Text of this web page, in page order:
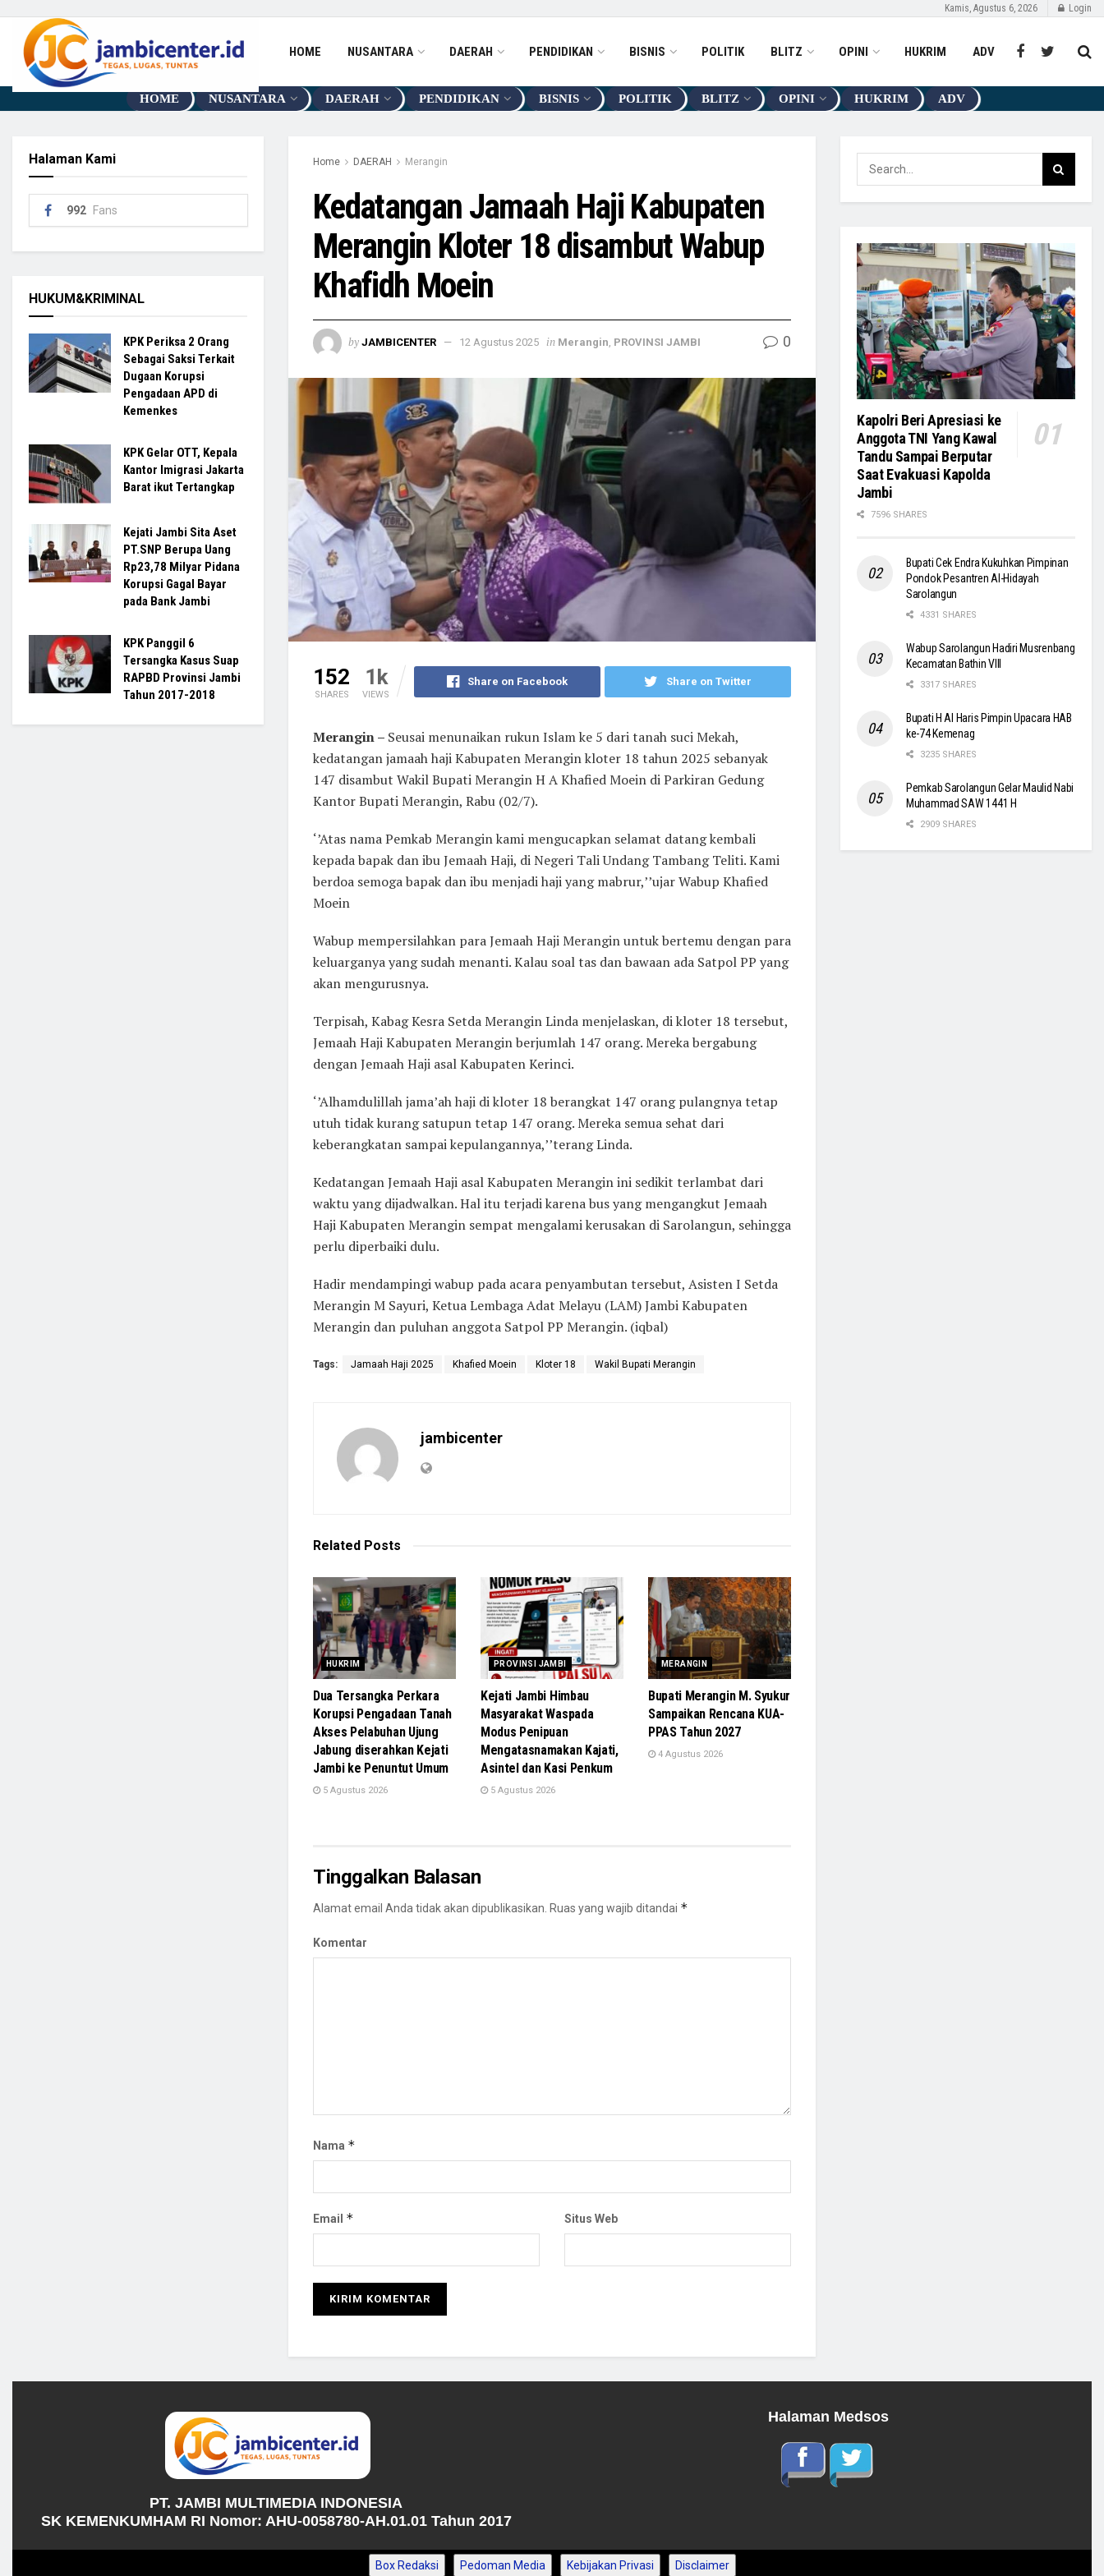
Kamis, Agustus 6, 2026 Login
HOME NUSANTARA DAERAH PENDIDIKAN BISNIS POLITIK BLITZ OPINI HUKRIM ADV
HOME NUSANTARA DAERAH PENDIDIKAN BISNIS POLITIK BLITZ OPINI HUKRIM ADV
Home DAERAH Merangin
Kedatangan Jamaah Haji Kabupaten
Merangin Kloter 18 disambut Wabup
Khafidh Moein
by JAMBICENTER 12 Agustus 2025 in Merangin PROVINSI JAMBI 0
152
SHARES
1k
VIEWS
Share on Facebook Share on Twitter
Merangin – Seusai menunaikan rukun Islam ke 5 dari tanah suci Mekah,
kedatangan jamaah haji Kabupaten Merangin kloter 18 tahun 2025 sebanyak
147 disambut Wakil Bupati Merangin H A Khafied Moein di Parkiran Gedung
Kantor Bupati Merangin, Rabu (02/7).
‘’Atas nama Pemkab Merangin kami mengucapkan selamat datang kembali
kepada bapak dan ibu Jemaah Haji, di Negeri Tali Undang Tambang Teliti. Kami
berdoa semoga bapak dan ibu menjadi haji yang mabrur,’’ujar Wabup Khafied
Moein
Wabup mempersilahkan para Jemaah Haji Merangin untuk bertemu dengan para
keluarganya yang sudah menanti. Kalau soal tas dan bawaan ada Satpol PP yang
akan mengurusnya.
Terpisah, Kabag Kesra Setda Merangin Linda menjelaskan, di kloter 18 tersebut,
Jemaah Haji Kabupaten Merangin berjumlah 147 orang. Mereka bergabung
dengan Jemaah Haji asal Kabupaten Kerinci.
‘’Alhamdulillah jama’ah haji di kloter 18 berangkat 147 orang pulangnya tetap
utuh tidak kurang satupun tetap 147 orang. Mereka semua sehat dari
keberangkatan sampai kepulangannya,’’terang Linda.
Kedatangan Jemaah Haji asal Kabupaten Merangin ini sedikit terlambat dari
waktu yang dijadwalkan. Hal itu terjadi karena bus yang mengangkut Jemaah
Haji Kabupaten Merangin sempat mengalami kerusakan di Sarolangun, sehingga
perlu diperbaiki dulu.
Hadir mendampingi wabup pada acara penyambutan tersebut, Asisten I Setda
Merangin M Sayuri, Ketua Lembaga Adat Melayu (LAM) Jambi Kabupaten
Merangin dan puluhan anggota Satpol PP Merangin. (iqbal)
Tags: Jamaah Haji 2025 Khafied Moein Kloter 18 Wakil Bupati Merangin
jambicenter
Related Posts
HUKRIM
Dua Tersangka Perkara
Korupsi Pengadaan Tanah
Akses Pelabuhan Ujung
Jabung diserahkan Kejati
Jambi ke Penuntut Umum
5 Agustus 2026
PROVINSI JAMBI
Kejati Jambi Himbau
Masyarakat Waspada
Modus Penipuan
Mengatasnamakan Kajati,
Asintel dan Kasi Penkum
5 Agustus 2026
MERANGIN
Bupati Merangin M. Syukur
Sampaikan Rencana KUA-
PPAS Tahun 2027
4 Agustus 2026
Tinggalkan Balasan
Alamat email Anda tidak akan dipublikasikan. Ruas yang wajib ditandai *
Komentar
Nama *
Email * Situs Web
Halaman Kami
992 Fans
HUKUM&KRIMINAL
KPK Periksa 2 Orang
Sebagai Saksi Terkait
Dugaan Korupsi
Pengadaan APD di
Kemenkes
KPK Gelar OTT, Kepala
Kantor Imigrasi Jakarta
Barat ikut Tertangkap
Kejati Jambi Sita Aset
PT.SNP Berupa Uang
Rp23,78 Milyar Pidana
Korupsi Gagal Bayar
pada Bank Jambi
KPK Panggil 6
Tersangka Kasus Suap
RAPBD Provinsi Jambi
Tahun 2017-2018
Kapolri Beri Apresiasi ke
Anggota TNI Yang Kawal
Tandu Sampai Berputar
Saat Evakuasi Kapolda
Jambi
7596 SHARES
Bupati Cek Endra Kukuhkan Pimpinan
Pondok Pesantren Al-Hidayah
Sarolangun
4331 SHARES
Wabup Sarolangun Hadiri Musrenbang
Kecamatan Bathin VIII
3317 SHARES
Bupati H Al Haris Pimpin Upacara HAB
ke-74 Kemenag
3235 SHARES
Pemkab Sarolangun Gelar Maulid Nabi
Muhammad SAW 1441 H
2909 SHARES
PT. JAMBI MULTIMEDIA INDONESIA
SK KEMENKUMHAM RI Nomor: AHU-0058780-AH.01.01 Tahun 2017
Halaman Medsos
Box Redaksi Pedoman Media Kebijakan Privasi Disclaimer